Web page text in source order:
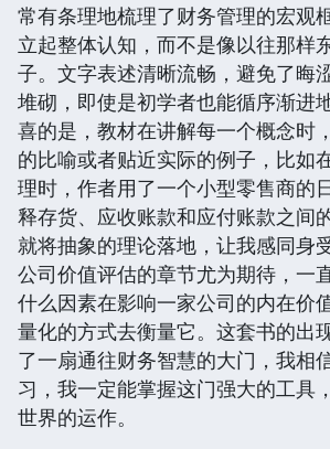
常有条理地梳理了财务管理的宏观
立起整体认知，而不是像以往那样
子。文字表述清晰流畅，避免了晦
堆砌，即使是初学者也能循序渐进
喜的是，教材在讲解每一个概念时
的比喻或者贴近实际的例子，比如
理时，作者用了一个小型零售商的
释存货、应收账款和应付账款之间
就将抽象的理论落地，让我感同身
公司价值评估的章节尤为期待，一
什么因素在影响一家公司的内在价
量化的方式去衡量它。这套书的出
了一扇通往财务智慧的大门，我相
习，我一定能掌握这门强大的工具
世界的运作。